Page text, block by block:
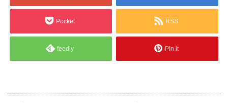
Pocket RSS
feedly Pin it